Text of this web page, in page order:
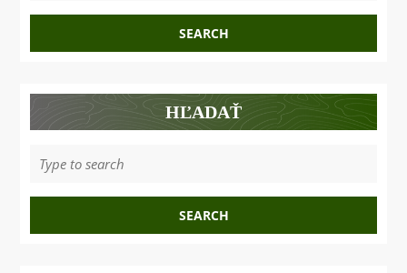
HĽADAŤ
for: